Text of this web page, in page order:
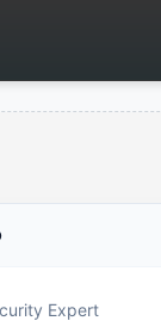
Expert